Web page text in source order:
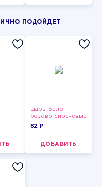
ПОДОЙДЕТ
шары Бело-
розово-сиреневые
пастельные
82 P
ДОБАВИТЬ